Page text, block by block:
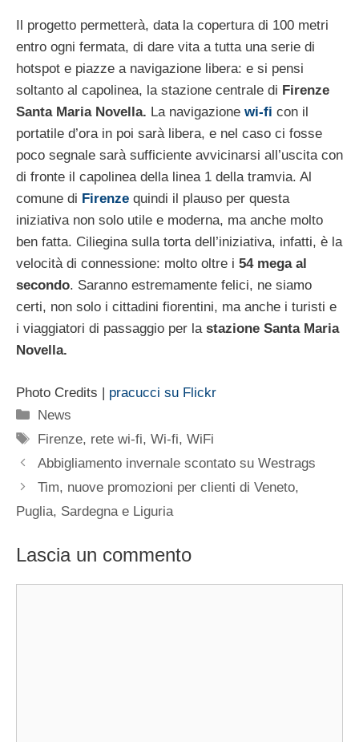
Il progetto permetterà, data la copertura di 100 metri
entro ogni fermata, di dare vita a tutta una serie di
hotspot e piazze a navigazione libera: e si pensi
soltanto al capolinea, la stazione centrale di Firenze
Santa Maria Novella. La navigazione wi-fi con il
portatile d’ora in poi sarà libera, e nel caso ci fosse
poco segnale sarà sufficiente avvicinarsi all’uscita con
di fronte il capolinea della linea 1 della tramvia. Al
comune di Firenze quindi il plauso per questa
iniziativa non solo utile e moderna, ma anche molto
ben fatta. Ciliegina sulla torta dell’iniziativa, infatti, è la
velocità di connessione: molto oltre i 54 mega al
secondo. Saranno estremamente felici, ne siamo
certi, non solo i cittadini fiorentini, ma anche i turisti e
i viaggiatori di passaggio per lastazione Santa Maria
Novella.
Photo Credits | pracucci su Flickr
Categorie
News
Tag
Firenze, rete wi-fi,Wi-fi,WiFi
Abbigliamento invernale scontato su Westrags
Tim, nuove promozioni per clienti di Veneto,
Puglia, Sardegna e Liguria
Lascia un commento